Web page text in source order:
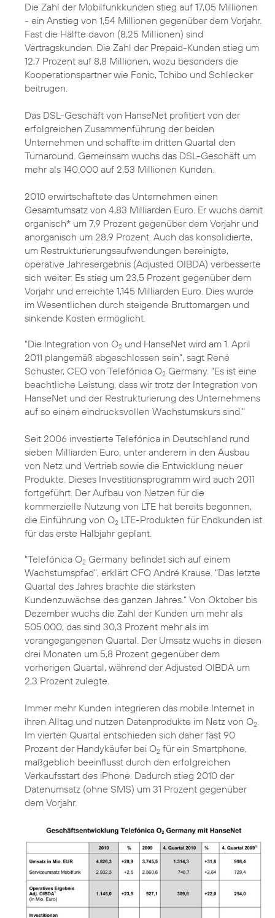
Die Zahl der Mobilfunkkunden stieg auf 17,05 Millionen
- ein Anstieg von 1,54 Millionen gegenüber dem Vorjahr.
Fast die Hälfte davon (8,25 Millionen) sind
Vertragskunden. Die Zahl der Prepaid-Kunden stieg um
12,7 Prozent auf 8,8 Millionen, wozu besonders die
Kooperationspartner wie Fonic, Tchibo und Schlecker
beitrugen.
Das DSL-Geschäft von HanseNet profitiert von der
erfolgreichen Zusammenführung der beiden
Unternehmen und schaffte im dritten Quartal den
Turnaround. Gemeinsam wuchs das DSL-Geschäft um
mehr als 140.000 auf 2,53 Millionen Kunden.
2010 erwirtschaftete das Unternehmen einen
Gesamtumsatz von 4,83 Milliarden Euro. Er wuchs damit
organisch* um 7,9 Prozent gegenüber dem Vorjahr und
anorganisch um 28,9 Prozent. Auch das konsolidierte,
um Restrukturierungsaufwendungen bereinigte,
operative Jahresergebnis (Adjusted OIBDA) verbesserte
sich weiter: Es stieg um 23,5 Prozent gegenüber dem
Vorjahr und erreichte 1,145 Milliarden Euro. Dies wurde
im Wesentlichen durch steigende Bruttomargen und
sinkende Kosten ermöglicht.
"Die Integration von O2 und HanseNet wird am 1. April
2011 plangemäß abgeschlossen sein", sagt René
Schuster, CEO von Telefónica O2 Germany. "Es ist eine
beachtliche Leistung, dass wir trotz der Integration von
HanseNet und der Restrukturierung des Unternehmens
auf so einem eindrucksvollen Wachstumskurs sind."
Seit 2006 investierte Telefónica in Deutschland rund
sieben Milliarden Euro, unter anderem in den Ausbau
von Netz und Vertrieb sowie die Entwicklung neuer
Produkte. Dieses Investitionsprogramm wird auch 2011
fortgeführt. Der Aufbau von Netzen für die
kommerzielle Nutzung von LTE hat bereits begonnen,
die Einführung von O2 LTE-Produkten für Endkunden ist
für das erste Halbjahr geplant.
"Telefónica O2 Germany befindet sich auf einem
Wachstumspfad", erklärt CFO André Krause. "Das letzte
Quartal des Jahres brachte die stärksten
Kundenzuwächse des ganzen Jahres." Von Oktober bis
Dezember wuchs die Zahl der Kunden um mehr als
505.000, das sind 30,3 Prozent mehr als im
vorangegangenen Quartal. Der Umsatz wuchs in diesen
drei Monaten um 5,8 Prozent gegenüber dem
vorherigen Quartal, während der Adjusted OIBDA um
2,3 Prozent zulegte.
Immer mehr Kunden integrieren das mobile Internet in
ihren Alltag und nutzen Datenprodukte im Netz von O2.
Im vierten Quartal entschieden sich daher fast 90
Prozent der Handykäufer bei O2 für ein Smartphone,
maßgeblich beeinflusst durch den erfolgreichen
Verkaufsstart des iPhone. Dadurch stieg 2010 der
Datenumsatz (ohne SMS) um 31 Prozent gegenüber
dem Vorjahr.